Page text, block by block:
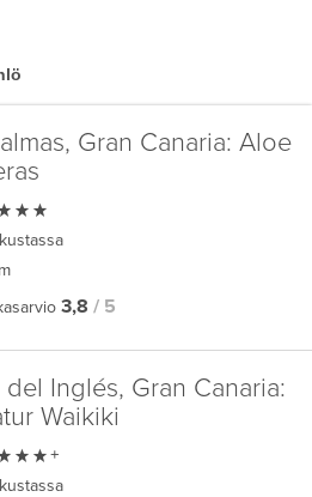
Gran Canaria: Aloe
3,8 / 5
del Inglés, Gran Canaria:
Waikiki
+